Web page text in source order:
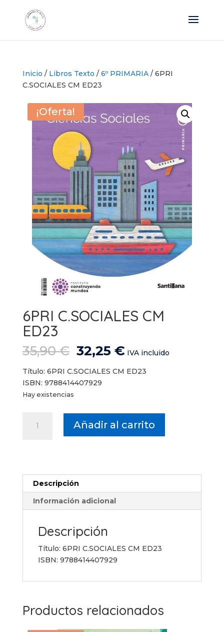
Inicio / Libros Texto / 6º PRIMARIA/ 6PRI
C.SOCIALES CM ED23
¡Oferta!
6PRI C.SOCIALES CM
ED23
35,90€ El
precio
original
era:
32,25 €El
actual
IVA incluido
Título: 6PRI C.SOCIALES CM ED23
ISBN: 9788414407929
Hay existencias
C.SOCIALES
Añadir al carrito
Descripción
Información adicional
Descripción
Título: 6PRI C.SOCIALES CM ED23
ISBN: 9788414407929
Productos relacionados